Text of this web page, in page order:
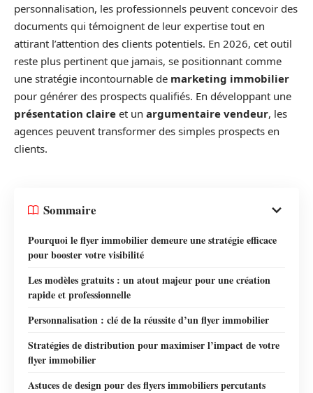
personnalisation, les professionnels peuvent concevoir des
documents qui témoignent de leur expertise tout en
attirant l’attention des clients potentiels. En 2026, cet outil
reste plus pertinent que jamais, se positionnant comme
une stratégie incontournable de marketing immobilier
pour générer des prospects qualifiés. En développant une
présentation claire et un argumentaire vendeur, les
agences peuvent transformer des simples prospects en
clients.
Sommaire
Pourquoi le flyer immobilier demeure une stratégie efficace
pour booster votre visibilité
Les modèles gratuits : un atout majeur pour une création
rapide et professionnelle
Personnalisation : clé de la réussite d’un flyer immobilier
Stratégies de distribution pour maximiser l’impact de votre
flyer immobilier
Astuces de design pour des flyers immobiliers percutants